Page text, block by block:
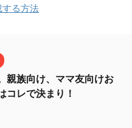
る方法
親族向け、ママ友向けお
コレで決まり！